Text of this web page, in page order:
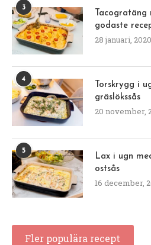
3
godaste
28 januari, 2020
4
Torskrygg i
gräslökssås
20 november,
5
Lax i ugn
ostsås
16 december,
Fler populära recept